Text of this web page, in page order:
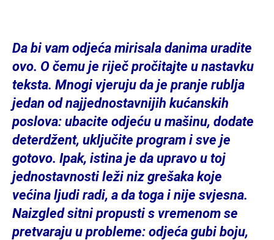
Da bi vam odjeća mirisala danima uradite
ovo. O čemu je riječ pročitajte u nastavku
teksta. Mnogi vjeruju da je pranje rublja
jedan od najjednostavnijih kućanskih
poslova: ubacite odjeću u mašinu, dodate
deterdžent, uključite program i sve je
gotovo. Ipak, istina je da upravo u toj
jednostavnosti leži niz grešaka koje
većina ljudi radi, a da toga i nije svjesna.
Naizgled sitni propusti s vremenom se
pretvaraju u probleme: odjeća gubi boju,